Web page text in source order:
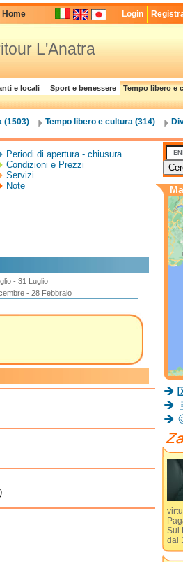
Home Login
L'Anatra
e locali Sport e benessere Tempo libero e
(1503) Tempo libero e cultura (314)
Periodi di apertura - chiusura
Condizioni e Prezzi
Servizi
Note
- 31 Luglio
- 28 Febbraio
Sul
dal